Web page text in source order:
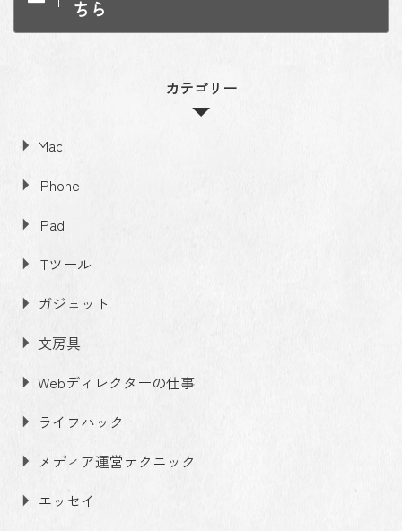
ちら
カテゴリー
Mac
iPhone
iPad
ITツール
ガジェット
文房具
Webディレクターの仕事
ライフハック
メディア運営テクニック
エッセイ